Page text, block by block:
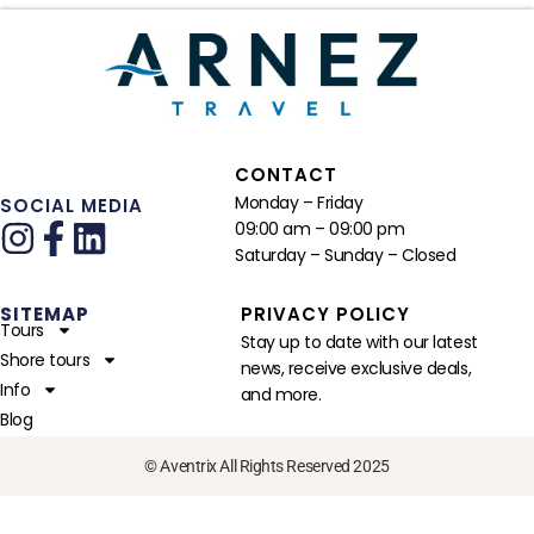
SOCIAL MEDIA
CONTACT
Monday – Friday
09:00 am – 09:00 pm
Saturday – Sunday – Closed
SITEMAP
Tours
Shore tours
Info
Blog
PRIVACY POLICY
Stay up to date with our latest
news, receive exclusive deals,
and more.
© Aventrix All Rights Reserved 2025